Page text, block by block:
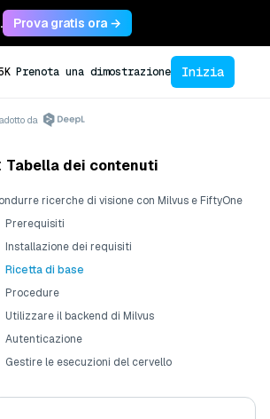
Prova gratis ora →
Prenota una dimostrazione Inizia
da
Tabella dei contenuti
ricerche di visione con Milvus e FiftyOne
Prerequisiti
Installazione dei requisiti
Ricetta di base
Procedure
Utilizzare il backend di Milvus
Autenticazione
Gestire le esecuzioni del cervello